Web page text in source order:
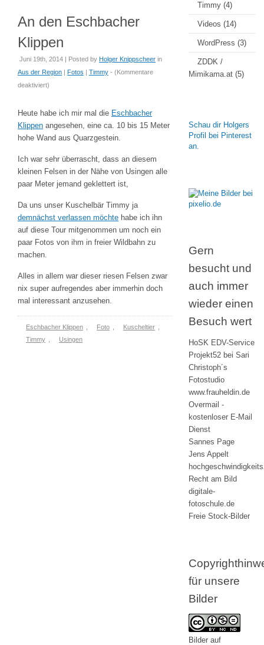
An den Eschbacher
Klippen
Juni 19th, 2014 | Posted by Holger Knippscheer in
Aus der Region | Fotos | Timmy - (Kommentare
deaktiviertfür
den
Eschbacher
Klippen
)
Heute habe ich mir mal die Eschbacher
Klippen angesehen, eine ca. 10 bis 15 Meter
hohe Wand aus Quarzgestein.
Ich war sehr überrascht, dass an diesem
kleinen Felsen in der Nähe von Usingen alle
paar Meter jemand geklettert ist,
Da uns unser Kuschelbär Timmy ja
demnächst verlassen möchte habe ich ihn
auf diese Tour mitgenommen um noch ein
paar Fotos von ihm in freier Wildbahn zu
machen.
Alles in allem war dieser riesen Felsen zwar
nix super aufregendes aber immerhin doch
mal interessant anzusehen.
Eschbacher Klippen Foto Kuscheltier
Timmy
Usingen
Timmy (4)
Videos (14)
WordPress (3)
ZDDK /
Mimikama.at (5)
Schau dir Holgers
Profil bei Pinterest
an.
Gern
besucht und
auch immer
wieder einen
Besuch wert
HoSK EDV-Service
Projekt52 bei Sari
Christoph´s
Fotostudio
www.frauheldin.de
Overmail -
kostenloser E-Mail
Dienst
Sannes Page
Jens Appelt
Recht am Bild
digitale-
fotoschule.de
Freie Stock-Bilder
für unsere
Bilder
Bilder auf